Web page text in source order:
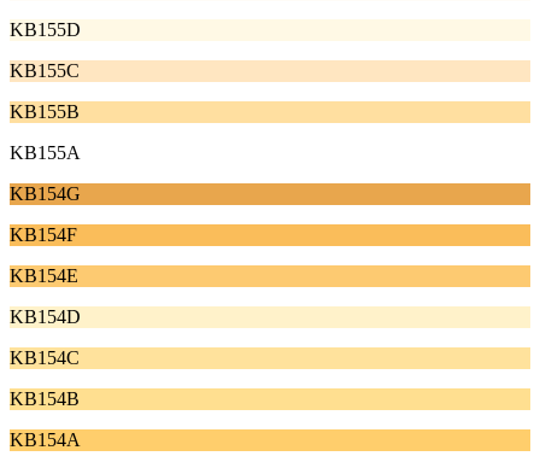
KB155D
KB155C
KB155B
KB155A
KB154G
KB154F
KB154E
KB154D
KB154C
KB154B
KB154A